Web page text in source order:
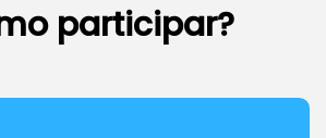
participar?